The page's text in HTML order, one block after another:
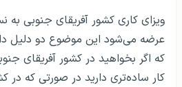
ویزای کاری کشور آفریقای جنوبی به
عرضه می‌شود این موضوع دو دلیل
که اگر بخواهید در کشور آفریقای
کار ساده‌تری دارید در صورتی که در